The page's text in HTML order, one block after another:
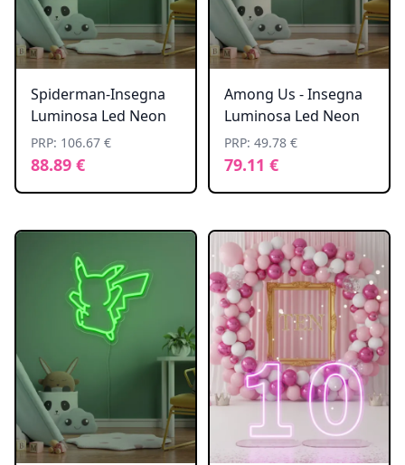
Spiderman-Insegna
Luminosa Led Neon
PRP: 106.67 €
88.89 €
Among Us - Insegna
Luminosa Led Neon
PRP: 49.78 €
79.11 €